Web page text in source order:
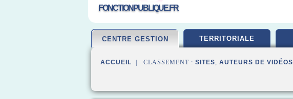
FONCTIONPUBLIQUE.FR
CENTRE GESTION TERRITORIALE
ACCUEIL | CLASSEMENT : SITES, AUTEURS DE VIDÉOS